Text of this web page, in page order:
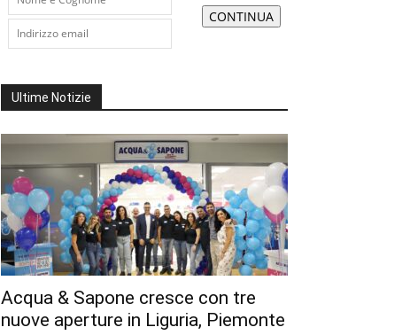
Ultime Notizie
Acqua & Sapone cresce con tre
nuove aperture in Liguria, Piemonte